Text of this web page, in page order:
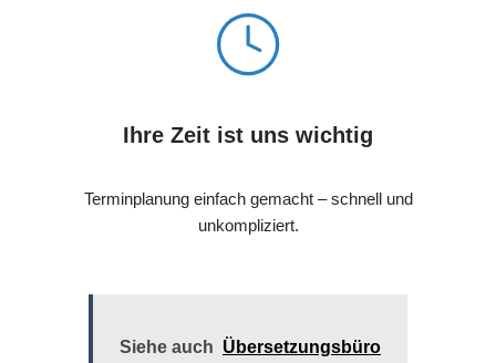
Ihre Zeit ist uns wichtig
Terminplanung einfach gemacht – schnell und
unkompliziert.
Siehe auch Übersetzungsbüro